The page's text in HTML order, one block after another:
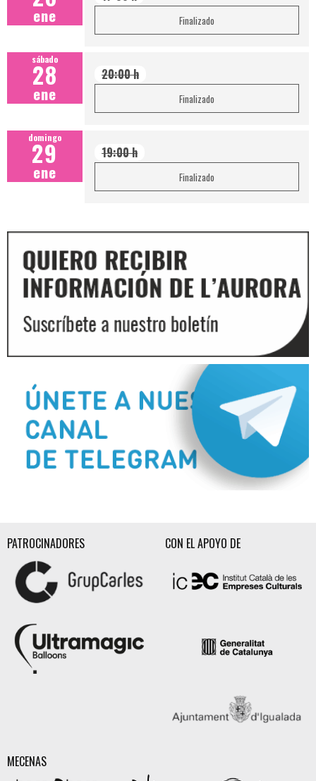
ene Finalizado
sábado
28
ene
20:00 h
Finalizado
domingo
29
ene
19:00 h
Finalizado
PATROCINADORES CON EL APOYO DE
MECENAS